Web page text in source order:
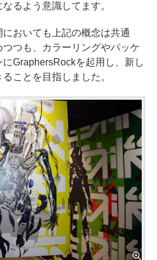
るよう意識してます。
おいても上記の概念は共通
つも、カラーリングやパッケ
GraphersRockを起用し、新し
ことを目指しました。